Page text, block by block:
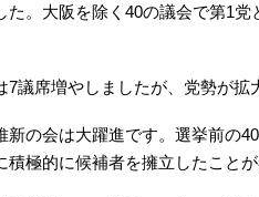
た。大阪を除く40の議会で第1
7議席増やしましたが、党勢が拡
新の会は大躍進です。選挙前の
積極的に候補者を擁立したことが